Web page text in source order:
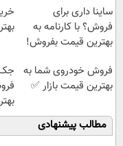
ساینا داری برای
فروش؟ با کارنامه به
بهترین قیمت بفروش!
فروش خودروی شما به
بهترین قیمت بازار ✅
مطالب پیشنهادی